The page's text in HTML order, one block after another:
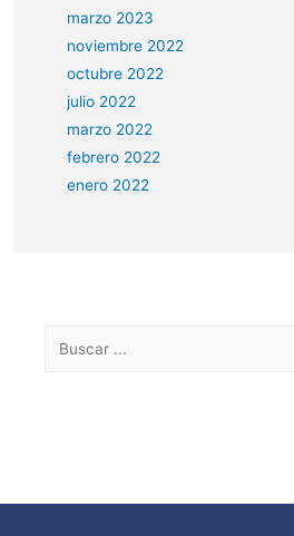
marzo 2023
noviembre 2022
octubre 2022
julio 2022
marzo 2022
febrero 2022
enero 2022